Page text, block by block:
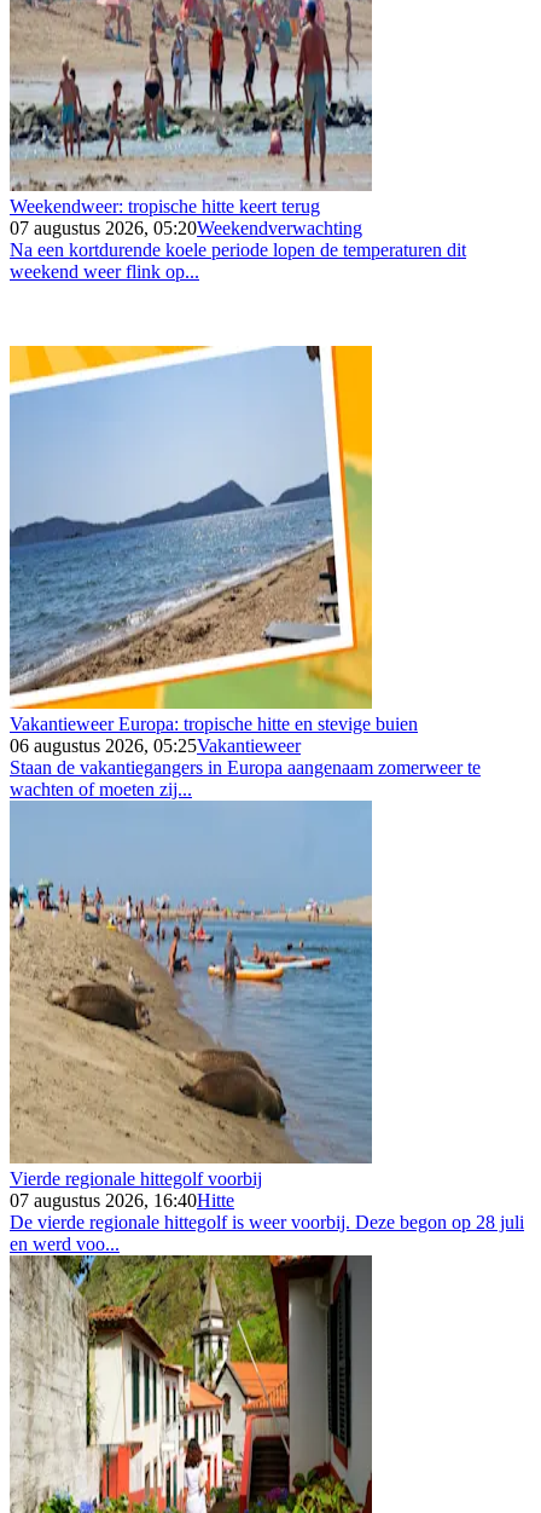
Weekendweer: tropische hitte keert terug
07 augustus 2026, 05:20Weekendverwachting
Na een kortdurende koele periode lopen de temperaturen dit
weekend weer flink op...
Vakantieweer Europa: tropische hitte en stevige buien
06 augustus 2026, 05:25Vakantieweer
Staan de vakantiegangers in Europa aangenaam zomerweer te
wachten of moeten zij...
Vierde regionale hittegolf voorbij
07 augustus 2026, 16:40Hitte
De vierde regionale hittegolf is weer voorbij. Deze begon op 28 juli
en werd voo...